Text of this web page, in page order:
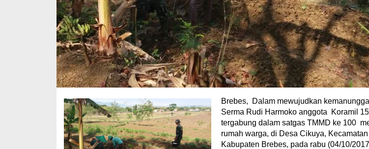
Brebes, Dalam mewujudkan
Serma Rudi Harmoko anggota Koramil
tergabung dalam satgas TMMD ke 100
rumah warga, di Desa Cikuya,
Kabupaten Brebes, pada rabu (04/10/